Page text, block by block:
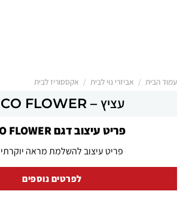
עמוד הבית / אביזרי נוי לבית / אקססוריז לבית
עציץ – DECO FLOWER
פריט עיצוב דגם DECO FLOWER
פריט עיצוב להשלמת מראה
לפרטים נוספים